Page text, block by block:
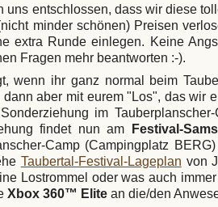
uns entschlossen, dass wir diese
minder schönen) Preisen
extra Runde einlegen. Keine
Fragen mehr beantworten :-).
wenn ihr ganz normal beim
dann aber mit eurem "Los", das wir
im
findet nun am Festival-
Camp (Campingplatz
Taubertal-Festival-Lageplan von
Lostrommel oder was auch
Xbox 360™ Elite an die/den